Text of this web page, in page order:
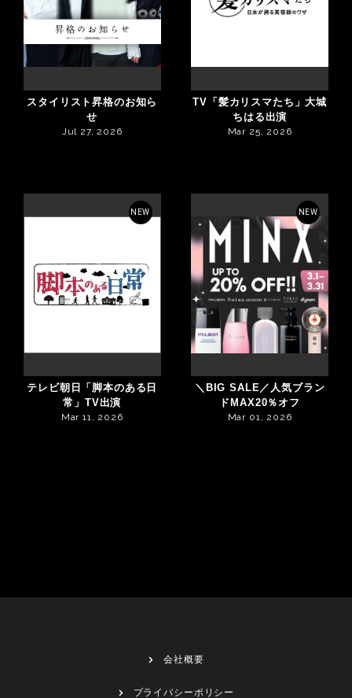
スタイリスト昇格のお知ら
せ
Jul 27, 2026
TV「髪カリスマたち」大城
ちはる出演
Mar 25, 2026
NEW
テレビ朝日「脚本のある日
常」TV出演
Mar 11, 2026
NEW
＼BIG SALE／人気ブラン
ドMAX20％オフ
Mar 01, 2026
会社概要
プライバシーポリシー